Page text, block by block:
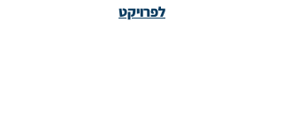
לפרויקט